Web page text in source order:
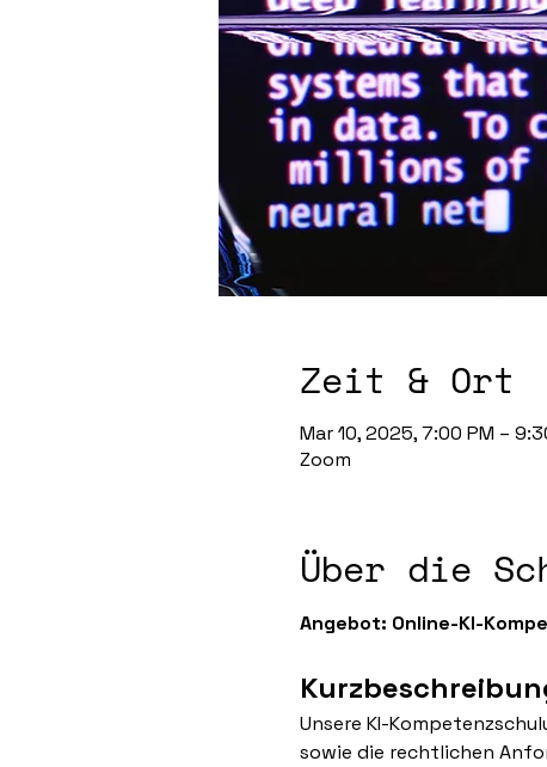
Zeit & Ort
Mar 10, 2025, 7:00 PM –
Zoom
Über die
Angebot: Online-KI-
Unsere KI-
sowie die rechtlichen